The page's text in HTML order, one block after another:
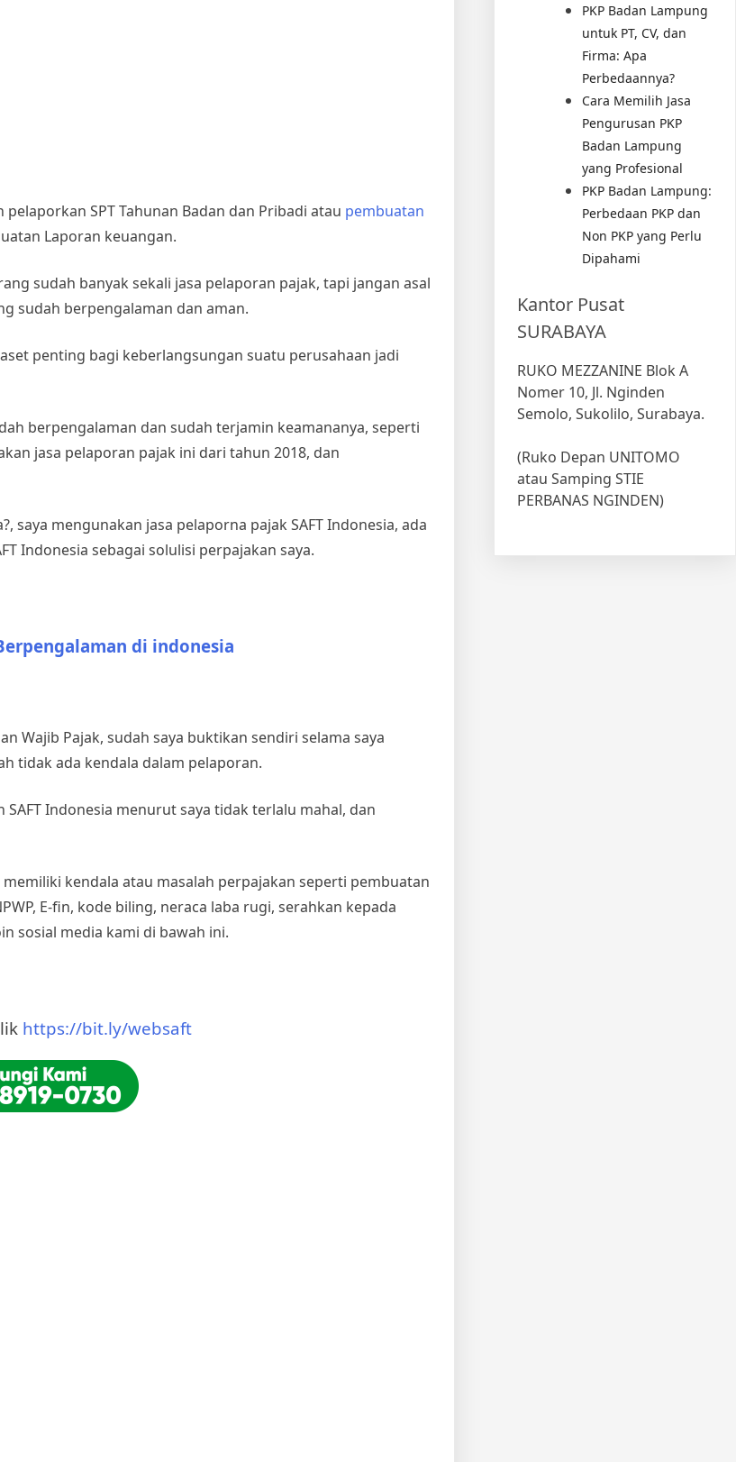
SPT Tahunan Badan dan Pribadi atau pembuatan
Laporan keuangan.
sudah banyak sekali jasa pelaporan pajak, tapi jangan asal
sudah berpengalaman dan aman.
penting bagi keberlangsungan suatu perusahaan jadi
berpengalaman dan sudah terjamin keamananya, seperti
jasa pelaporan pajak ini dari tahun 2018, dan
saya mengunakan jasa pelaporna pajak SAFT Indonesia, ada
Indonesia sebagai solulisi perpajakan saya.
di indonesia
Wajib Pajak, sudah saya buktikan sendiri selama saya
tidak ada kendala dalam pelaporan.
Indonesia menurut saya tidak terlalu mahal, dan
kendala atau masalah perpajakan seperti pembuatan
E-fin, kode biling, neraca laba rugi, serahkan kepada
sosial media kami di bawah ini.
https://bit.ly/websaft
PKP Badan Lampung
untuk PT, CV, dan
Firma: Apa
Perbedaannya?
Cara Memilih Jasa
Pengurusan PKP
Badan Lampung
yang Profesional
PKP Badan Lampung:
Perbedaan PKP dan
Non PKP yang Perlu
Dipahami
Kantor Pusat
SURABAYA
RUKO MEZZANINE Blok A
Nomer 10, Jl. Nginden
Semolo, Sukolilo, Surabaya.
(Ruko Depan UNITOMO
atau Samping STIE
PERBANAS NGINDEN)